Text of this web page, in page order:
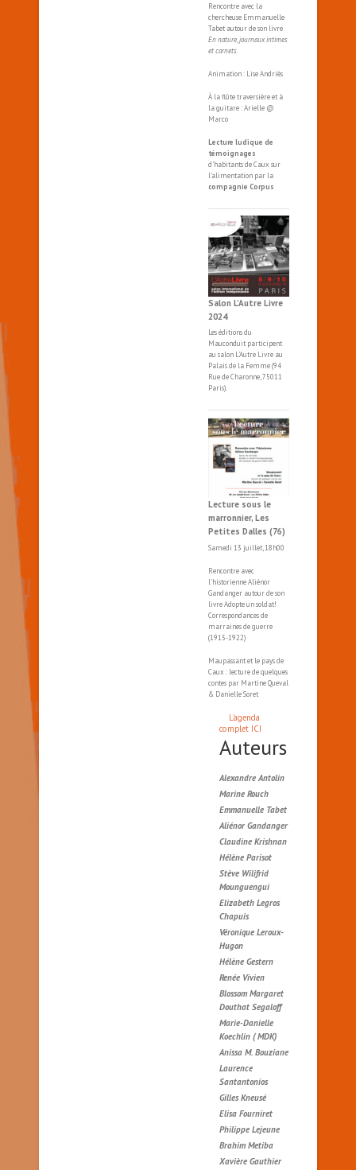
Rencontre avec la
chercheuse Emmanuelle
Tabet autour de son livre
En nature, journaux intimes
et carnets
Animation : Lise Andriès
À la flûte traversière et à
la guitare : Arielle @
Marco
Lecture ludique de
témoignages
d'habitants de Caux sur
l'alimentation par la
compagnie Corpus
Salon L’Autre Livre
2024
Les éditions du
Mauconduit participent
au salon L'Autre Livre au
Palais de la Femme (94
Rue de Charonne, 75011
Paris).
Lecture sous le
marronnier, Les
Petites Dalles (76)
Samedi 13 juillet, 18h00
Rencontre avec
l'historienne Aliénor
Gandanger autour de son
livre Adopte un soldat!
Correspondances de
marraines de guerre
(1915-1922)
Maupassant et le pays de
Caux : lecture de quelques
contes par Martine Queval
& Danielle Soret
L'agenda
complet ICI
Auteurs
Alexandre Antolin
Marine Rouch
Emmanuelle Tabet
Aliénor Gandanger
Claudine Krishnan
Hélène Parisot
Stève Wilifrid
Mounguengui
Elizabeth Legros
Chapuis
Véronique Leroux-
Hugon
Hélène Gestern
Renée Vivien
Blossom Margaret
Douthat Segaloff
Marie-Danielle
Koechlin ( MDK)
Anissa M. Bouziane
Laurence
Santantonios
Gilles Kneusé
Elisa Fourniret
Philippe Lejeune
Brahim Metiba
Xavière Gauthier